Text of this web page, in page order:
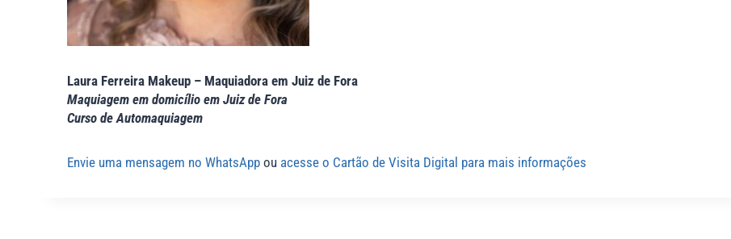
Laura Ferreira Makeup – Maquiadora em Juiz de Fora
Maquiagem em domicílio em Juiz de Fora
Curso de Automaquiagem
Envie uma mensagem no WhatsApp ou acesse o Cartão de Visita Digital para mais informações